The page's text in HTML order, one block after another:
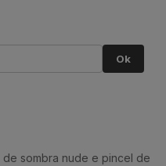
Ok
de sombra nude e pincel de